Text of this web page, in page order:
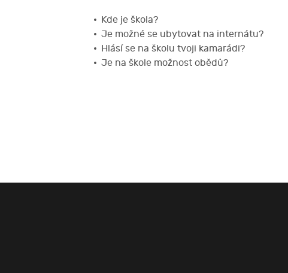
Kde je škola?
Je možné se ubytovat na internátu?
Hlásí se na školu tvoji kamarádi?
Je na škole možnost obědů?